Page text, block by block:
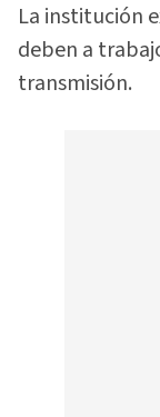
La institución
deben a
transmisión.